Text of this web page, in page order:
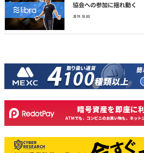
協会への参加に揺れ動く
2019.10.08